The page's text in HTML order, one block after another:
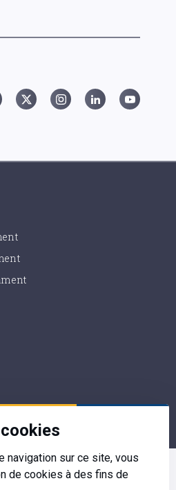
navigation sur ce site, vous
de cookies à des fins de